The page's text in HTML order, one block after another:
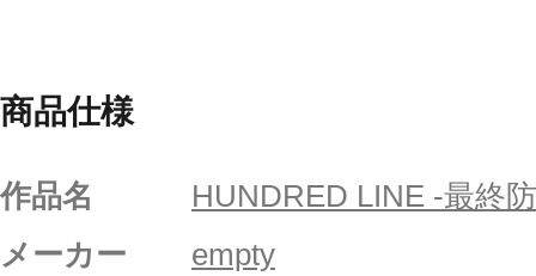
商品仕様
作品名
HUNDRED LINE -最終
メーカー
empty